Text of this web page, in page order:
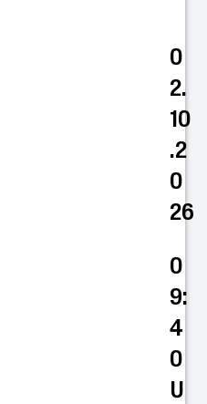
0
2.
10
.2
0
26
0
9:
4
0
U